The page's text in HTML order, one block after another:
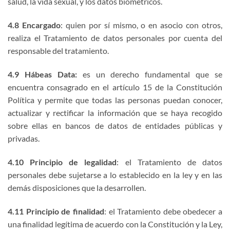
4.8 Encargado: quien por sí mismo, o en asocio con otros,
realiza el Tratamiento de datos personales por cuenta del
responsable del tratamiento.
4.9 Hábeas Data:es un derecho fundamental que se
encuentra consagrado en el artículo 15 de la Constitución
Política y permite que todas las personas puedan conocer,
actualizar y rectificar la información que se haya recogido
sobre ellas en bancos de datos de entidades públicas y
privadas.
4.10 Principio de legalidad: el Tratamiento de datos
personales debe sujetarse a lo establecido en la ley y en las
demás disposiciones que la desarrollen.
4.11 Principio de finalidad: el Tratamiento debe obedecer a
una finalidad legítima de acuerdo con la Constitución y la Ley,